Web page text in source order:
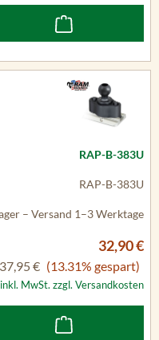
RAP-B-383U
RAP-B-383U
– Versand 1–3 Werktage
32,90 €
37,95 € (13.31% gespart)
MwSt. zzgl. Versandkosten